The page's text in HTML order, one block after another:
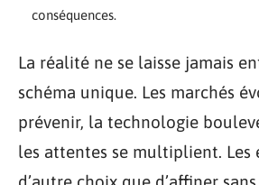
conséquences.
La réalité ne se laisse jamais
schéma unique. Les marchés
prévenir, la technologie
les attentes se multiplient. Les
d’autre choix que d’affiner